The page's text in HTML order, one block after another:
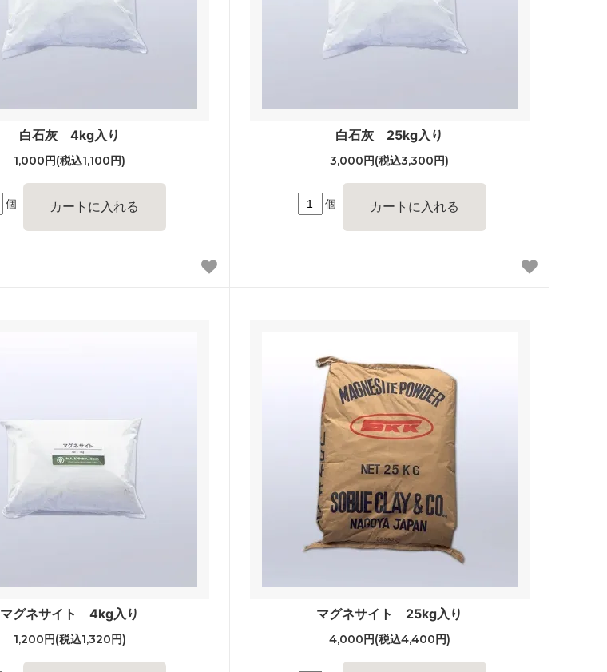
白石灰 4kg入り
1,000円(税込1,100円)
個
白石灰 25kg入り
3,000円(税込3,300円)
個
マグネサイト 4kg入り
1,200円(税込1,320円)
マグネサイト 25kg入り
4,000円(税込4,400円)